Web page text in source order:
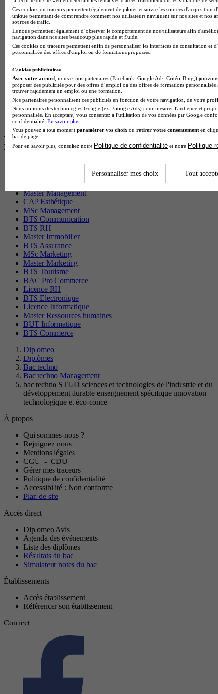
BTS Sam en alternance
Cap Fleuriste en alternance
BTS Sio en alternance
MSc Marketing Digital en alternance
BTS Gpme en alternance
Cap Electricien en alternance
BTS Domotique en alternance
BAC Pro Agora en alternance
BTS Sta en alternance
BTS Iris en alternance
BTS Tpl en alternance
BTS Ati en alternance
Les diplômes par filière les plus
recherchés
Master Management
CAP Esthétique
MSc Management
BTS Communication
BTS RH
Master Immobilier
BTS Assurance
MSc Marketing
Master Marketing
BTS Tourisme
BAC Pro Commerce
Licence RH
BTS Electronique
Licence Informatique
Master Ressources humaines
BUT Informatique
BTS Commerce
Diplomeo
Diplômes
Bac techno
Bac techno Management
bac techno STI2D sciences et technologies de l'industrie et du
développement durable enseignement spécifique innovation
technologique et éco-conce
À propos
Qui sommes-nous ?
Rejoignez-nous
Mentions légales
CGU - CDU
Gérer mes traceurs
Politique de confidentialité
Accessibilité : Non conforme
Plan de site
Accès direct
Diplomeo Avis
Agenda des événements
Liste des diplômes
Résultats du bac
Simulateur notes du bac
Établissements
Accès établissement
Référencer son établissement
Connect
Ces cookies ou traceurs permettent également de piloter et suivre les sources d'acquisition
unique permettant de comprendre comment nos utilisateurs naviguent sur nos sites et nos
sources de trafic.
Ils nous permettent également d’observer le comportement de nos utilisateurs afin
navigation dans nos sites beaucoup plus rapide et fluide.
Ces cookies ou traceurs permettent enfin de personnaliser les interfaces de consultation et
personnalisée des offres d'emploi ou de formations proposées.
Cookies publicitaires
Avec votre accord , nous et nos partenaires (Facebook, Google Ads, Critéo, Bing,)
proposer des publicités pour des offres d’emploi ou des offres de formations
trouver rapidement un emploi ou une formation.
Nos partenaires personnalisent ces publicités en fonction de votre navigation, de votre
Nous utilisons des technologies Google (ex : Google Ads) pour mesurer l'audience et
personnalisés. En acceptant, vous consentez à l'utilisation de vos données par Google
confidentialité. En savoir plus
Vous pouvez à tout moment paramétrer vos choix ou retirer votre consentement en
bas de page.
Pour en savoir plus, consultez notre Politique de confidentialité et notre Politique
Personnaliser mes choix Tout